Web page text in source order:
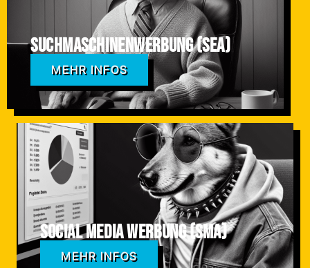
Suchmaschinenwerbung (SEA)
MEHR INFOS
Social Media Werbung (SMA)
MEHR INFOS